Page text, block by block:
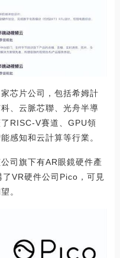
芯片公司，包括希姆計
、云脈芯聯、光舟半導
RISC-V賽道、GPU領
感知和云計算等行業。
司旗下有AR眼鏡硬件產
VR硬件公司Pico，可見
。